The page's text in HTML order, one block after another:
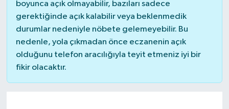
boyunca açık olmayabilir, bazıları sadece
gerektiğinde açık kalabilir veya beklenmedik
durumlar nedeniyle nöbete gelemeyebilir. Bu
nedenle, yola çıkmadan önce eczanenin açık
olduğunu telefon aracılığıyla teyit etmeniz iyi bir
fikir olacaktır.